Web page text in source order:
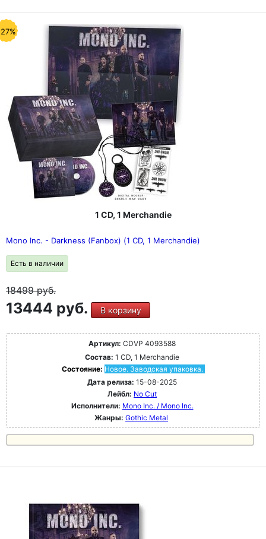
1 CD, 1 Merchandie
Mono Inc. - Darkness (Fanbox) (1 CD, 1 Merchandie)
Есть в наличии
18499руб.
13444 руб. В корзину
Артикул: CDVP 4093588
Состав: 1 CD, 1 Merchandie
Состояние: Новое. Заводская упаковка.
Дата релиза: 15-08-2025
Лейбл: No Cut
Исполнители: Mono Inc. / Mono Inc.
Жанры: Gothic Metal